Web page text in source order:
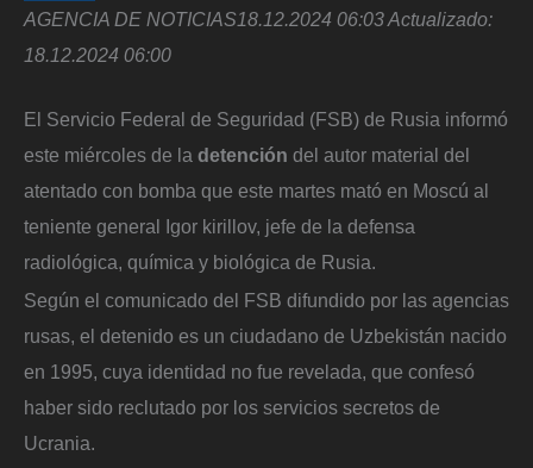
AGENCIA DE NOTICIAS18.12.2024 06:03Actualizado:
18.12.2024 06:00
El Servicio Federal de Seguridad (FSB) de Rusia informó
este miércoles de la detención del autor material del
atentado con bomba que este martes mató en Moscú al
teniente general Igor kirillov, jefe de la defensa
radiológica, química y biológica de Rusia.
Según el comunicado del FSB difundido por las agencias
rusas, el detenido es un ciudadano de Uzbekistán nacido
en 1995, cuya identidad no fue revelada, que confesó
haber sido reclutado por los servicios secretos de
Ucrania.